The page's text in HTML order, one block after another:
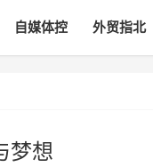
自媒体控 外贸指北
梦想